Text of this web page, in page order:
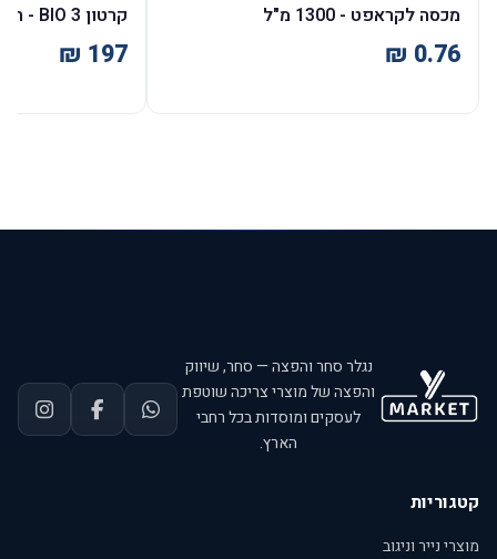
מכסה לקראפט - 1300 מ"ל קרטון BIO 3 - חום א' 200 יח'
נגלר סחר והפצה — סחר, שיווק
והפצה של מוצרי צריכה שוטפת
לעסקים ומוסדות בכל רחבי
הארץ.
קטגוריות
מוצרי נייר וניגוב